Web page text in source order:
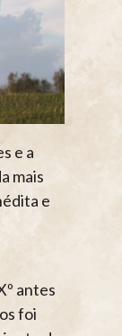
e a
mais
e
antes
foi